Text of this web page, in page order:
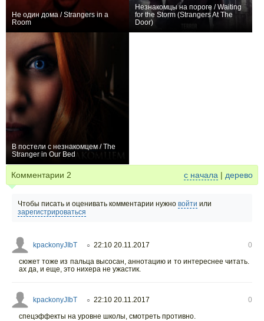
Не один дома / Strangers in a
Room
Незнакомцы на пороге / Waiting
for the Storm (Strangers At The
Door)
В постели с незнакомцем / The
Stranger in Our Bed
Комментарии 2 с начала | дерево
Чтобы писать и оценивать комментарии нужно войти или
зарегистрироваться
kpackonyJIbT ○ 22:10 20.11.2017
0
сюжет тоже из пальца высосан, аннотацию и то интереснее читать.
ах да, и еще, это нихера не ужастик.
kpackonyJIbT ○ 22:10 20.11.2017
0
спецэффекты на уровне школы, смотреть противно.